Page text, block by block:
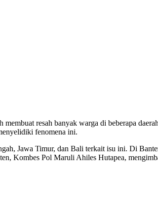
membuat resah banyak warga di beberapa
fenomena ini.
Jawa Timur, dan Bali terkait isu ini. Di
Kombes Pol Maruli Ahiles Hutapea,